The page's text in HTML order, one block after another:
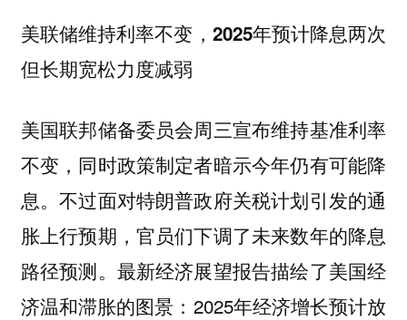
美联储维持利率不变，2025年预计降息两次
但长期宽松力度减弱
美国联邦储备委员会周三宣布维持基准利率
不变，同时政策制定者暗示今年仍有可能降
息。不过面对特朗普政府关税计划引发的通
胀上行预期，官员们下调了未来数年的降息
路径预测。最新经济展望报告描绘了美国经
济温和滞胀的图景：2025年经济增长预计放